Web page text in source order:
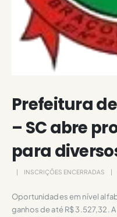
Prefeitura
– SC abre
para
INSCRIÇÕES ENCERRADAS
Oportunidades em nível
ganhos de até R$ 3.527,32.